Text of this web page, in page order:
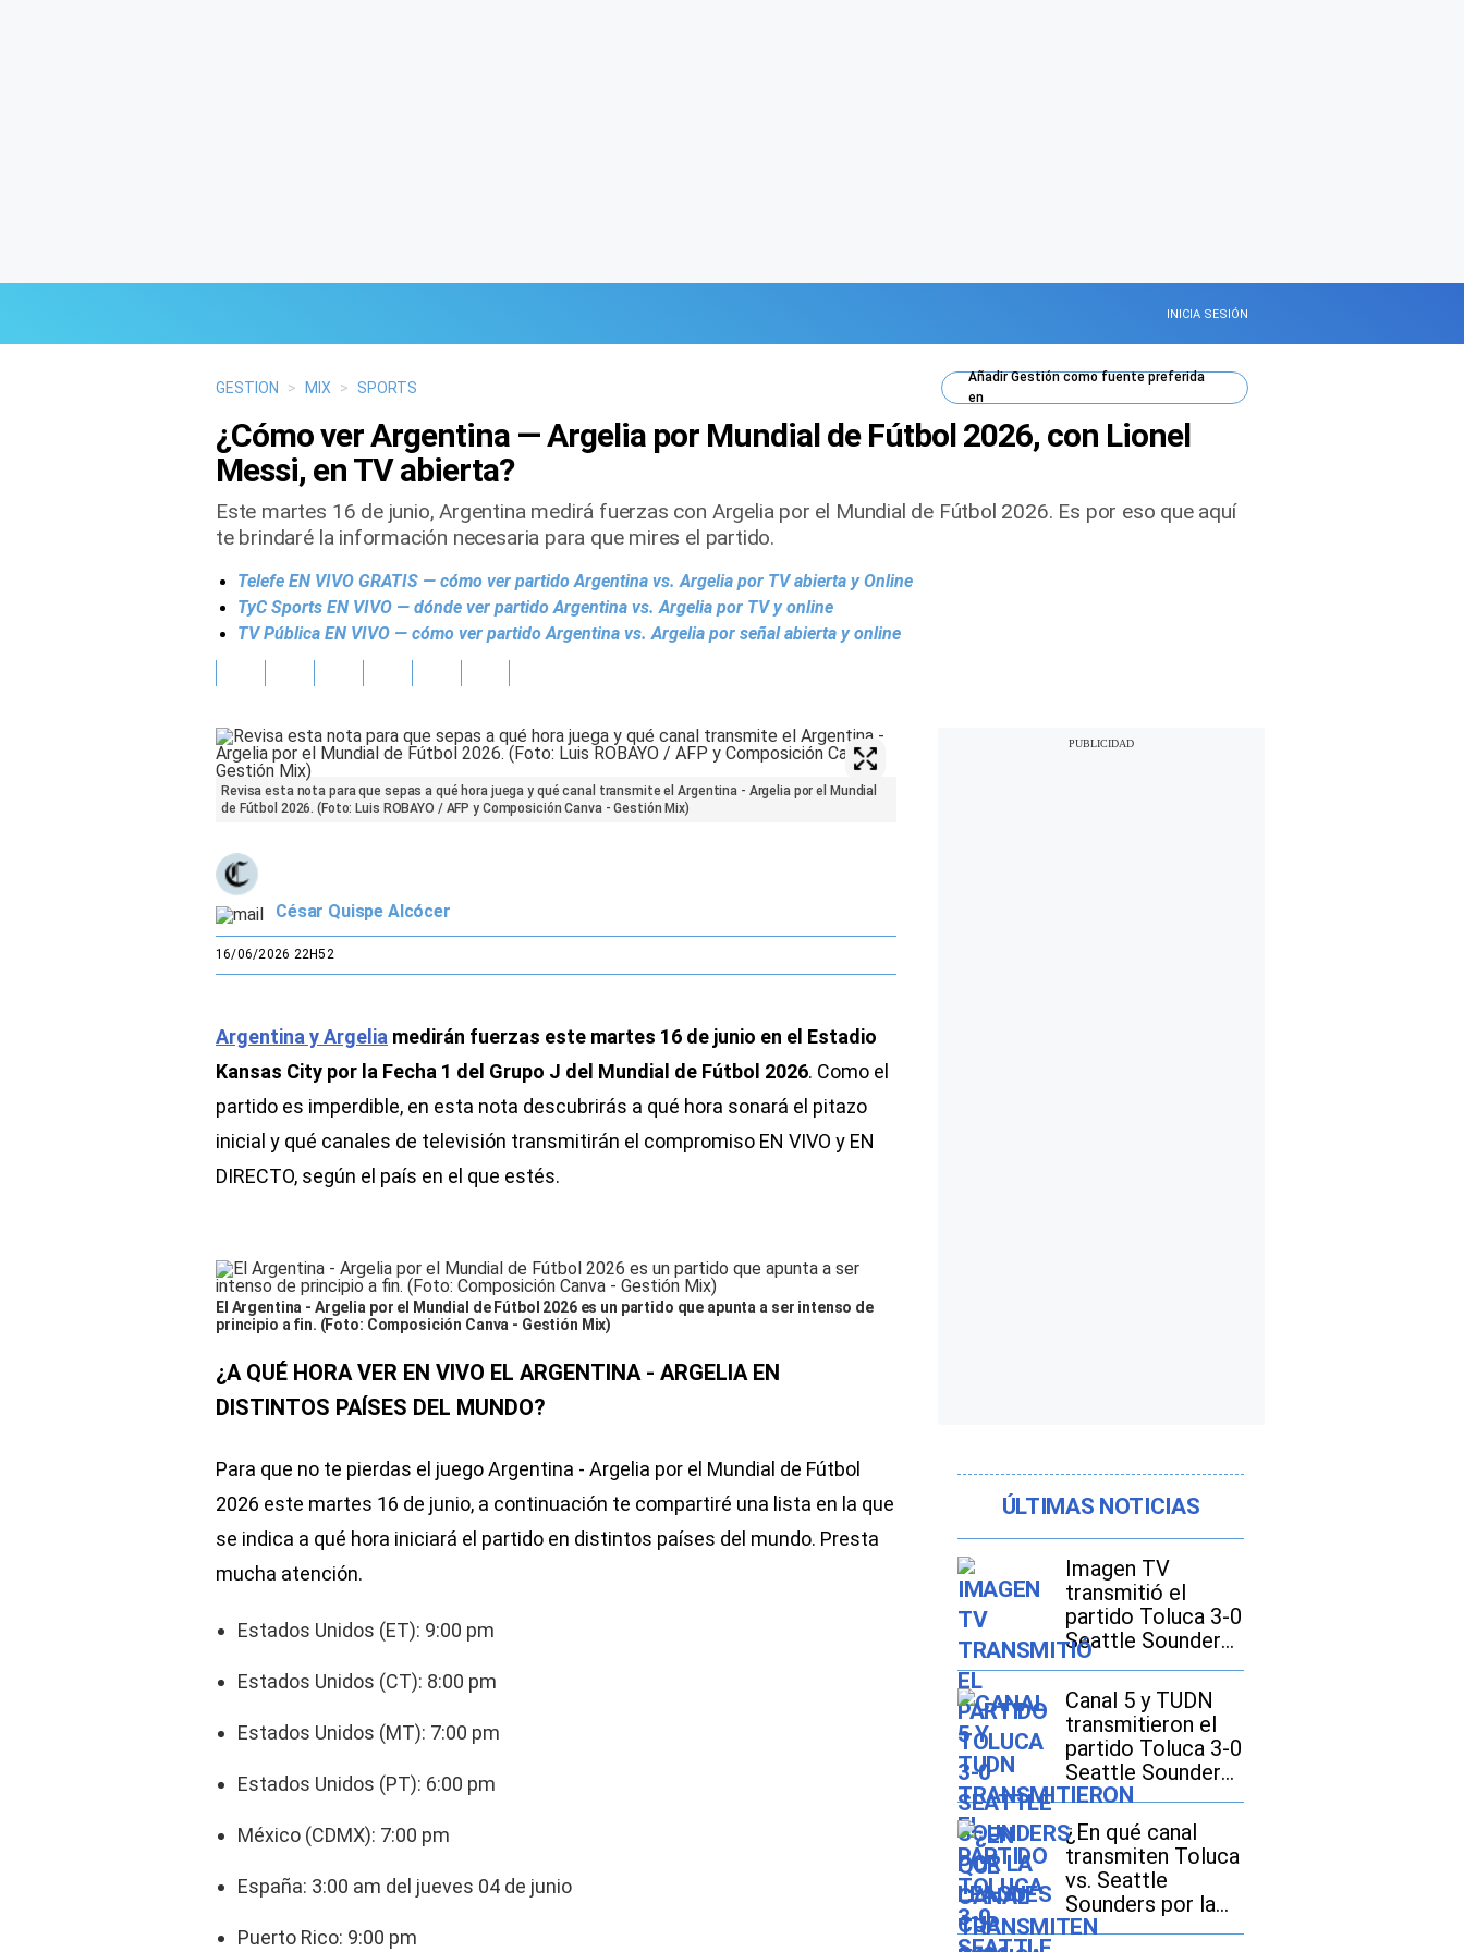
INICIA SESIÓN
GESTION > MIX > SPORTS
AñadirGestióncomo fuente preferida
en
¿Cómo ver Argentina — Argelia por Mundial de Fútbol 2026, con Lionel
Messi, en TV abierta?
Este martes 16 de junio, Argentina medirá fuerzas con Argelia por el Mundial de Fútbol 2026. Es por eso que aquí
te brindaré la información necesaria para que mires el partido.
Telefe EN VIVO GRATIS — cómo ver partido Argentina vs. Argelia por TV abierta y Online
TyC Sports EN VIVO — dónde ver partido Argentina vs. Argelia por TV y online
TV Pública EN VIVO — cómo ver partido Argentina vs. Argelia por señal abierta y online
Revisa esta nota para que sepas a qué hora juega y qué canal transmite el Argentina - Argelia por el Mundial
de Fútbol 2026. (Foto: Luis ROBAYO / AFP y Composición Canva - Gestión Mix)
César Quispe Alcócer
16/06/2026 22H52
Argentina y Argelia medirán fuerzas este martes 16 de junio en el Estadio
Kansas City por la Fecha 1 del Grupo J del Mundial de Fútbol 2026. Como el
partido es imperdible, en esta nota descubrirás a qué hora sonará el pitazo
inicial y qué canales de televisión transmitirán el compromiso EN VIVO y EN
DIRECTO, según el país en el que estés.
El Argentina - Argelia por el Mundial de Fútbol 2026 es un partido que apunta a ser intenso de
principio a fin. (Foto: Composición Canva - Gestión Mix)
¿A QUÉ HORA VER EN VIVO EL ARGENTINA - ARGELIA EN
DISTINTOS PAÍSES DEL MUNDO?
Para que no te pierdas el juego Argentina - Argelia por el Mundial de Fútbol
2026 este martes 16 de junio, a continuación te compartiré una lista en la que
se indica a qué hora iniciará el partido en distintos países del mundo. Presta
mucha atención.
Estados Unidos (ET): 9:00 pm
Estados Unidos (CT): 8:00 pm
Estados Unidos (MT): 7:00 pm
Estados Unidos (PT): 6:00 pm
México (CDMX): 7:00 pm
España: 3:00 am del jueves 04 de junio
Puerto Rico: 9:00 pm
ÚLTIMAS NOTICIAS
Imagen TV
transmitió el
partido Toluca 3-0
Seattle Sounders
por la Leagues
Cup 2026
Canal 5 y TUDN
transmitieron el
partido Toluca 3-0
Seattle Sounders
por la Leagues
Cup 2026
¿En qué canal
transmiten Toluca
vs. Seattle
Sounders por la
Leagues Cup 2026